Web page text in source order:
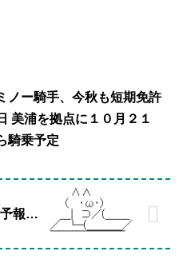
ノー騎手、今秋も短期免許
美浦を拠点に１０月２１
騎乗予定
予報…